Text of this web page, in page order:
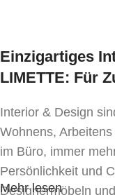
Einzigartiges
LIMETTE: Für
Interior & Design
Wohnens,
im Büro, immer
Persönlichkeit und
Designermöbeln
Mehr lesen